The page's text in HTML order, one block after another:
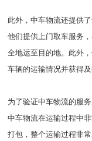
此外，中车物流还提供
他们提供上门取车服务
全地运至目的地。此外
车辆的运输情况并获得及
为了验证中车物流的服
中车物流在运输过程中
打包，整个运输过程非